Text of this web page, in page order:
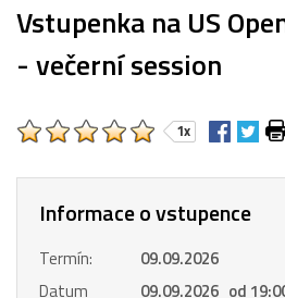
Vstupenka na US
- večerní session
1x
Informace o vstupence
Termín:
09.09.2026
Datum
09.09.2026 od